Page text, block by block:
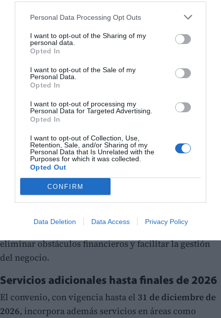
Personal Data Processing Opt Outs
I want to opt-out of the Sharing of my
personal data.
Opted In
I want to opt-out of the Sale of my
Personal Data.
Opted In
I want to opt-out of processing my
Personal Data for Targeted Advertising.
Opted In
I want to opt-out of Collection, Use,
Retention, Sale, and/or Sharing of my
Personal Data that Is Unrelated with the
Purposes for which it was collected.
Opted Out
CONFIRM
Data Deletion Data Access Privacy Policy
Eurocaja Rural también ofrece a los beneficiarios del
convenio el acceso al programa'Ceromisiones'y otros
productos exclusivos como la banca digital, la
eliminar obstáculos financieros y facilitar la gestión
del negocio.
Servicios adicionales hasta finales de 2026
El convenio, con vigencia hasta el 31 de diciembre de
2026, incorpora además servicios en áreas como